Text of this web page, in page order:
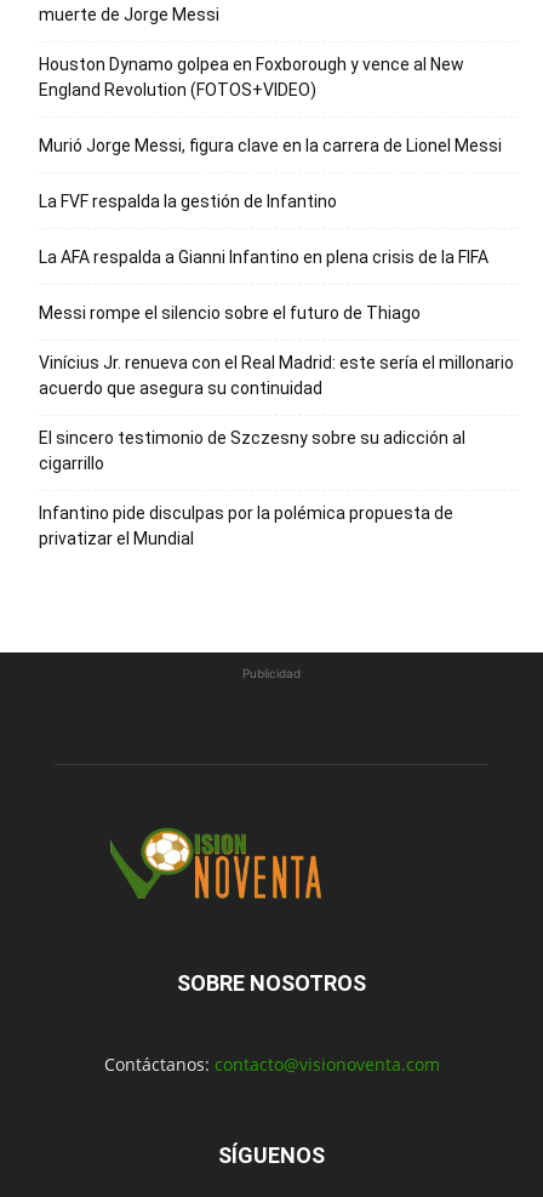
muerte de Jorge Messi
Houston Dynamo golpea en Foxborough y vence al New
England Revolution (FOTOS+VIDEO)
Murió Jorge Messi, figura clave en la carrera de Lionel Messi
La FVF respalda la gestión de Infantino
La AFA respalda a Gianni Infantino en plena crisis de la FIFA
Messi rompe el silencio sobre el futuro de Thiago
Vinícius Jr. renueva con el Real Madrid: este sería el millonario
acuerdo que asegura su continuidad
El sincero testimonio de Szczesny sobre su adicción al
cigarrillo
Infantino pide disculpas por la polémica propuesta de
privatizar el Mundial
Publicidad
SOBRE NOSOTROS
Contáctanos: contacto@visionoventa.com
SÍGUENOS